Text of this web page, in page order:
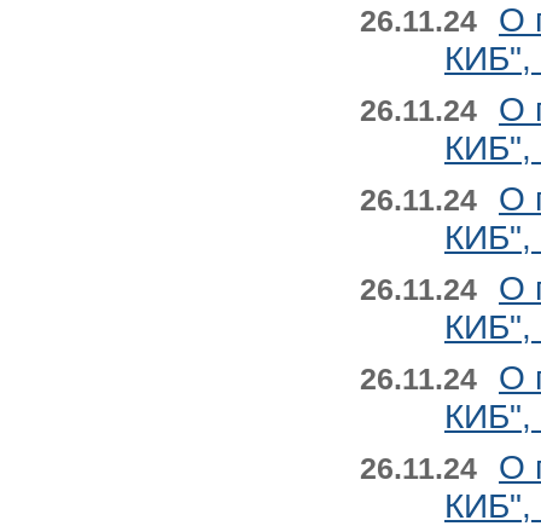
26.11.24
О
КИБ",
26.11.24
О
КИБ",
26.11.24
О
КИБ",
26.11.24
О
КИБ",
26.11.24
О
КИБ",
26.11.24
О
КИБ",